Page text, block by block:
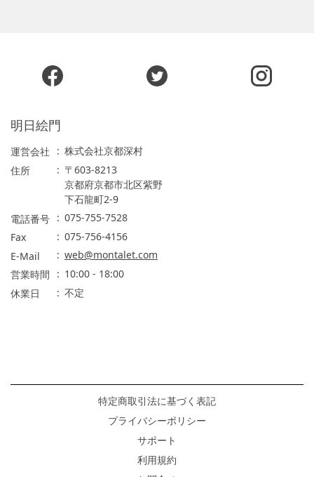
明日絵門
運営会社
株式会社京都深村
住所
〒603-8213
京都府京都市北区紫野
下石龍町2-9
電話番号
075-755-7528
Fax
075-756-4156
E-Mail
web@montalet.com
営業時間
10:00 - 18:00
休業日
不定
特定商取引法に基づく表記
プライバシーポリシー
サポート
利用規約